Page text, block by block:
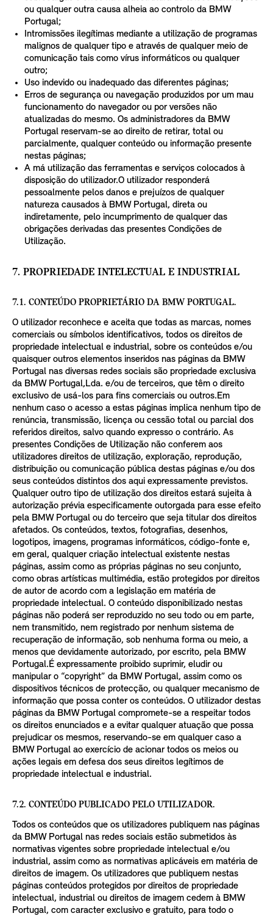
ou qualquer outra causa alheia ao controlo da BMW
Portugal;
Intromissões ilegítimas mediante a utilização de programas
malignos de qualquer tipo e através de qualquer meio de
comunicação tais como vírus informáticos ou qualquer
outro;
Uso indevido ou inadequado das diferentes páginas;
Erros de segurança ou navegação produzidos por um mau
funcionamento do navegador ou por versões não
atualizadas do mesmo. Os administradores da BMW
Portugal reservam-se ao direito de retirar, total ou
parcialmente, qualquer conteúdo ou informação presente
nestas páginas;
A má utilização das ferramentas e serviços colocados à
disposição do utilizador.O utilizador responderá
pessoalmente pelos danos e prejuízos de qualquer
natureza causados à BMW Portugal, direta ou
indiretamente, pelo incumprimento de qualquer das
obrigações derivadas das presentes Condições de
Utilização.
7. PROPRIEDADE INTELECTUAL E INDUSTRIAL
7.1. CONTEÚDO PROPRIETÁRIO DA BMW PORTUGAL.
O utilizador reconhece e aceita que todas as marcas, nomes
comerciais ou símbolos identificativos, todos os direitos de
propriedade intelectual e industrial, sobre os conteúdos e/ou
quaisquer outros elementos inseridos nas páginas da BMW
Portugal nas diversas redes sociais são propriedade exclusiva
da BMW Portugal,Lda. e/ou de terceiros, que têm o direito
exclusivo de usá-los para fins comerciais ou outros.Em
nenhum caso o acesso a estas páginas implica nenhum tipo de
renúncia, transmissão, licença ou cessão total ou parcial dos
referidos direitos, salvo quando expresso o contrário. As
presentes Condições de Utilização não conferem aos
utilizadores direitos de utilização, exploração, reprodução,
distribuição ou comunicação pública destas páginas e/ou dos
seus conteúdos distintos dos aqui expressamente previstos.
Qualquer outro tipo de utilização dos direitos estará sujeita à
autorização prévia especificamente outorgada para esse efeito
pela BMW Portugal ou do terceiro que seja titular dos direitos
afetados. Os conteúdos, textos, fotografias, desenhos,
logotipos, imagens, programas informáticos, código-fonte e,
em geral, qualquer criação intelectual existente nestas
páginas, assim como as próprias páginas no seu conjunto,
como obras artísticas multimédia, estão protegidos por direitos
de autor de acordo com a legislação em matéria de
propriedade intelectual. O conteúdo disponibilizado nestas
páginas não poderá ser reproduzido no seu todo ou em parte,
nem transmitido, nem registrado por nenhum sistema de
recuperação de informação, sob nenhuma forma ou meio, a
menos que devidamente autorizado, por escrito, pela BMW
Portugal.É expressamente proibido suprimir, eludir ou
manipular o “copyright” da BMW Portugal, assim como os
dispositivos técnicos de protecção, ou qualquer mecanismo de
informação que possa conter os conteúdos. O utilizador destas
páginas da BMW Portugal compromete-se a respeitar todos
os direitos enunciados e a evitar qualquer atuação que possa
prejudicar os mesmos, reservando-se em qualquer caso a
BMW Portugal ao exercício de acionar todos os meios ou
ações legais em defesa dos seus direitos legítimos de
propriedade intelectual e industrial.
7.2. CONTEÚDO PUBLICADO PELO UTILIZADOR.
Todos os conteúdos que os utilizadores publiquem nas páginas
da BMW Portugal nas redes sociais estão submetidos às
normativas vigentes sobre propriedade intelectual e/ou
industrial, assim como as normativas aplicáveis em matéria de
direitos de imagem. Os utilizadores que publiquem nestas
páginas conteúdos protegidos por direitos de propriedade
intelectual, industrial ou direitos de imagem cedem à BMW
Portugal, com caracter exclusivo e gratuito, para todo o